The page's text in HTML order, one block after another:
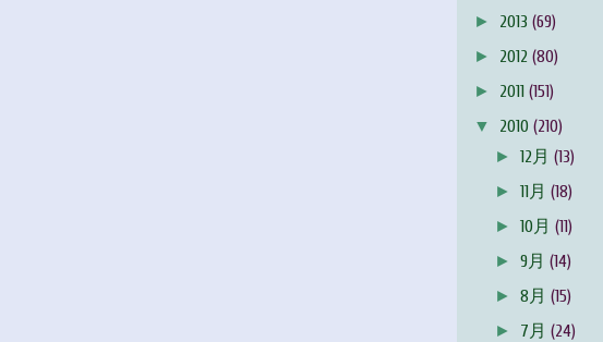
► 2013 (69)
► 2012 (80)
► 2011 (151)
▼ 2010 (210)
►12月(13)
►11月(18)
►10月(11)
►9月(14)
►8月(15)
► 7月(24)